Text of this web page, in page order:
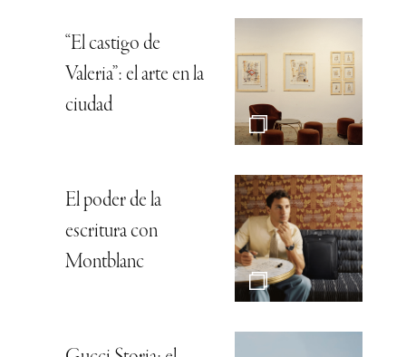
“El castigo de
Valeria”: el arte en la
ciudad
El poder de la
escritura con
Montblanc